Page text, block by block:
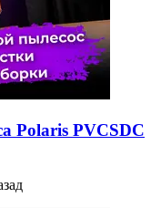
Polaris PVCSDC